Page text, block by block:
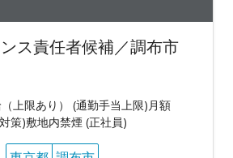
ス責任者候補／調布市
上限あり） (通勤手当上限)月額
策)敷地内禁煙 (正社員)